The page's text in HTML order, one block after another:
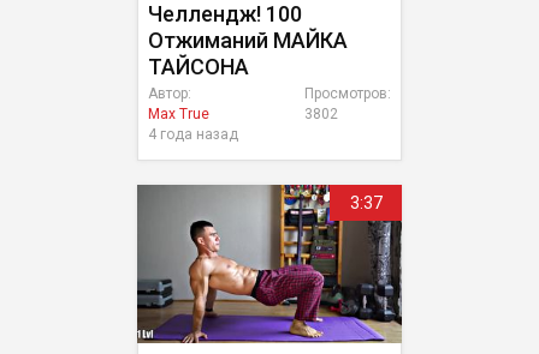
Челлендж! 100
Отжиманий МАЙКА
ТАЙСОНА
Просмотров:
3802
Автор:
Max True
4 года назад
3:37